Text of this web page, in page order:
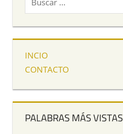
INCIO
CONTACTO
PALABRAS MÁS VISTAS